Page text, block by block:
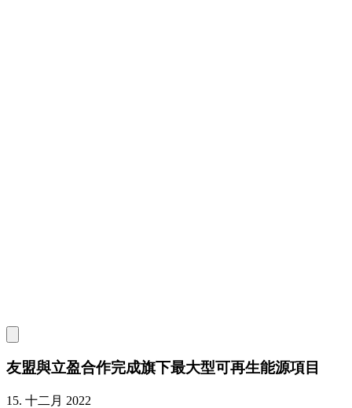
友盟與立盈合作完成旗下最大型可再生能源項目
15. 十二月 2022